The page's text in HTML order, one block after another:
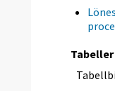
Tabeller